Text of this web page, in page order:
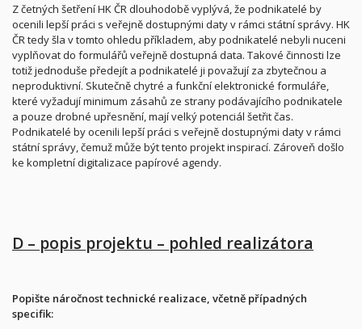
Z četných šetření HK ČR dlouhodobě vyplývá, že podnikatelé by
ocenili lepší práci s veřejně dostupnými daty v rámci státní správy. HK
ČR tedy šla v tomto ohledu příkladem, aby podnikatelé nebyli nuceni
vyplňovat do formulářů veřejně dostupná data. Takové činnosti lze
totiž jednoduše předejít a podnikatelé ji považují za zbytečnou a
neproduktivní. Skutečně chytré a funkční elektronické formuláře,
které vyžadují minimum zásahů ze strany podávajícího podnikatele
a pouze drobné upřesnění, mají velký potenciál šetřit čas.
Podnikatelé by ocenili lepší práci s veřejně dostupnými daty v rámci
státní správy, čemuž může být tento projekt inspirací. Zároveň došlo
ke kompletní digitalizace papírové agendy.
D – popis projektu – pohled realizátora
Popište náročnost technické realizace, včetně případných
specifik: